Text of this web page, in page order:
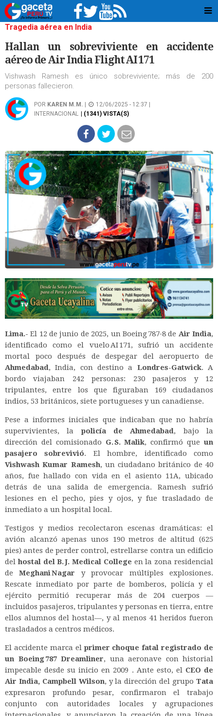
Tragedia aérea en India
Hallan un sobreviviente en accidente
aéreo de Air India Flight AI 171
Vishwash Ramesh es único sobreviviente; más de 200
personas fallecieron.
POR KAREN M.M.
12/06/2025 - 12:37 |
INTERNACIONAL
| (1341) VISTA(S)
Lima.- El 12 de junio de 2025, un Boeing 787‑8 de Air India,
identificado como el vuelo AI 171, sufrió un accidente
mortal poco después de despegar del aeropuerto de
Ahmedabad, India, con destino a Londres-Gatwick. A
bordo viajaban 242 personas: 230 pasajeros y 12
tripulantes, entre los que figuraban 169 ciudadanos
indios, 53 británicos, siete portugueses y un canadiense.
Pese a informes iniciales que indicaban que no habría
supervivientes, la policía de Ahmedabad, bajo la
dirección del comisionado G. S. Malik, confirmó queun
pasajero sobrevivió. El hombre, identificado como
Vishwash Kumar Ramesh, un ciudadano británico de 40
años, fue hallado con vida en el asiento 11A, ubicado
detrás de una salida de emergencia. Ramesh sufrió
lesiones en el pecho, pies y ojos, y fue trasladado de
inmediato a un hospital local.
Testigos y medios recolectaron escenas dramáticas: el
avión alcanzó apenas unos 190 metros de altitud (625
pies) antes de perder control, estrellarse contra un edificio
delhostal del B. J. Medical College en la zona residencial
deMeghani Nagar y provocar múltiples explosiones.
Rescate inmediato por parte de bomberos, policía y el
ejército permitió recuperar más de 204 cuerpos —
incluidos pasajeros, tripulantes y personas en tierra, entre
ellos alumnos del hostal—, y al menos 41 heridos fueron
trasladados a centros médicos.
El accidente marca el primer choque fatal registrado de
un Boeing 787 Dreamliner, una aeronave con historial
impecable desde su inicio en 2009 . Ante esto, el CEO de
Air India, Campbell Wilson, y la dirección del grupoTata
expresaron profundo pesar, confirmaron el trabajo
conjunto con autoridades locales y agrupaciones